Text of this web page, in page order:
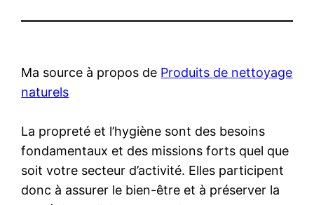
Ma source à propos de Produits de nettoyage
naturels
La propreté et l’hygiène sont des besoins
fondamentaux et des missions forts quel que
soit votre secteur d’activité. Elles participent
donc à assurer le bien-être et à préserver la